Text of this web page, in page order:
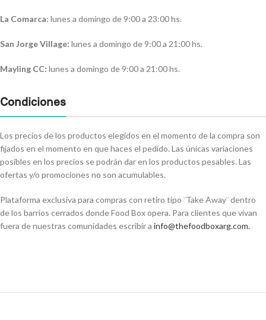
La Comarca: lunes a domingo de 9:00 a 23:00 hs.
San Jorge Village: lunes a domingo de 9:00 a 21:00 hs.
Mayling CC: lunes a domingo de 9:00 a 21:00 hs.
Condiciones
Los precios de los productos elegidos en el momento de la compra son
fijados en el momento en que haces el pedido. Las únicas variaciones
posibles en los precios se podrán dar en los productos pesables. Las
ofertas y/o promociones no son acumulables.
Plataforma exclusiva para compras con retiro tipo ¨Take Away¨ dentro
de los barrios cerrados donde Food Box opera. Para clientes que vivan
fuera de nuestras comunidades escribir a info@thefoodboxarg.com.